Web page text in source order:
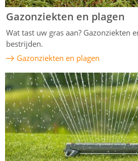
Gazonziekten en plagen
Wat tast uw gras aan? Gazonziekten
bestrijden.
Gazonziekten en plagen